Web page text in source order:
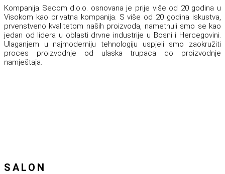
Kompanija Secom d.o.o. osnovana je prije više od 20 godina u
Visokom kao privatna kompanija. S više od 20 godina iskustva,
prvenstveno kvalitetom naših proizvoda, nametnuli smo se kao
jedan od lidera u oblasti drvne industrije u Bosni i Hercegovini.
Ulaganjem u najmoderniju tehnologiju uspjeli smo zaokružiti
proces proizvodnje od ulaska trupaca do proizvodnje
namještaja.
SALON